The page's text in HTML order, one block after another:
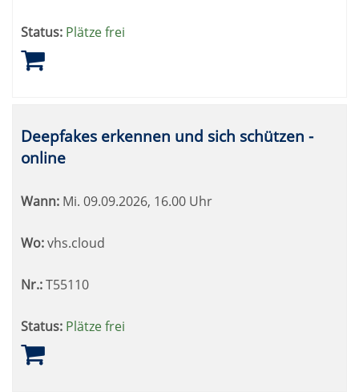
Status: Plätze frei
Deepfakes erkennen und sich schützen -
online
Wann: Mi. 09.09.2026, 16.00 Uhr
Wo:vhs.cloud
Nr.:T55110
Status: Plätze frei